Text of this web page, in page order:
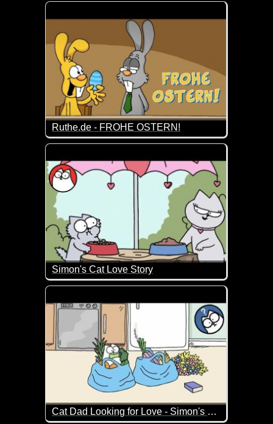
Ich hoffe, deine Eier werden noch rechtzeitig
Ruthe.de - FROHE OSTERN!
Wusstest du, dass es Gothic-Hasen gibt? Ich hoffe
Simon's Cat Love Story
Cat Dad Looking for Love - Simon's Cat